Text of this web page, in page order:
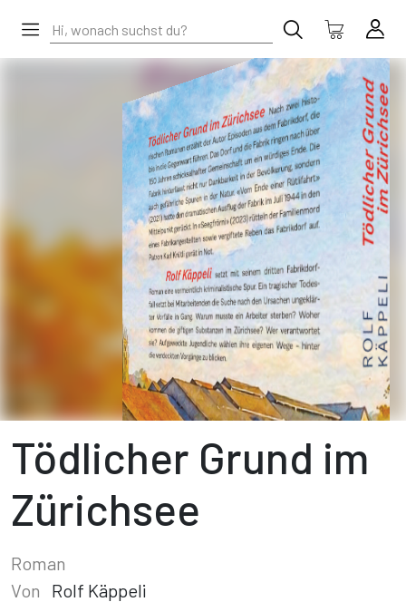
Tödlicher Grund im
Zürichsee
Roman
Von
Rolf Käppeli